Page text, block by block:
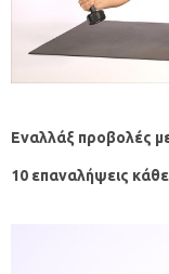
Εναλλάξ προβολές
10 επαναλήψεις κάθε